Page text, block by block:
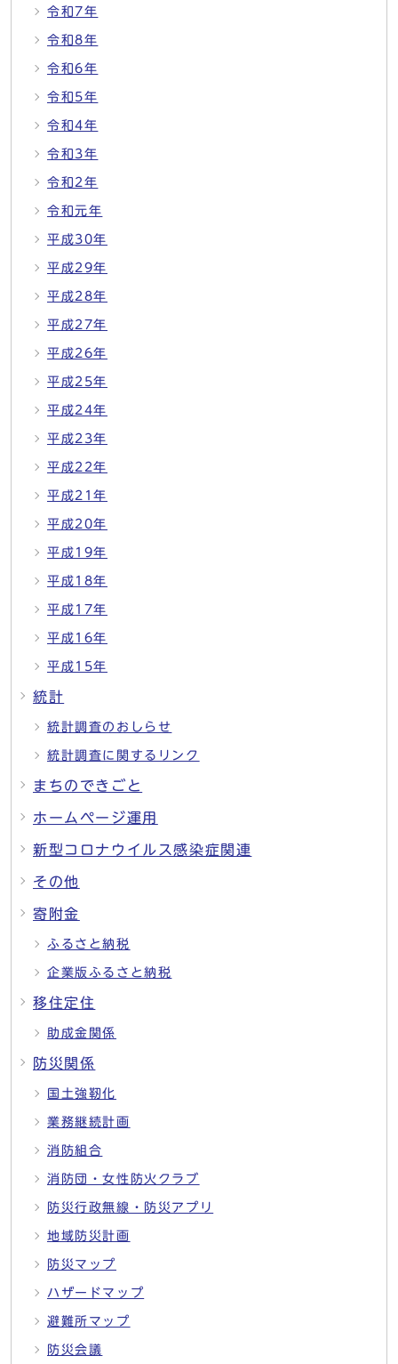
令和7年
令和8年
令和6年
令和5年
令和4年
令和3年
令和2年
令和元年
平成30年
平成29年
平成28年
平成27年
平成26年
平成25年
平成24年
平成23年
平成22年
平成21年
平成20年
平成19年
平成18年
平成17年
平成16年
平成15年
統計
統計調査のおしらせ
統計調査に関するリンク
まちのできごと
ホームページ運用
新型コロナウイルス感染症関連
その他
寄附金
ふるさと納税
企業版ふるさと納税
移住定住
助成金関係
防災関係
国土強靭化
業務継続計画
消防組合
消防団・女性防火クラブ
防災行政無線・防災アプリ
地域防災計画
防災マップ
ハザードマップ
避難所マップ
防災会議